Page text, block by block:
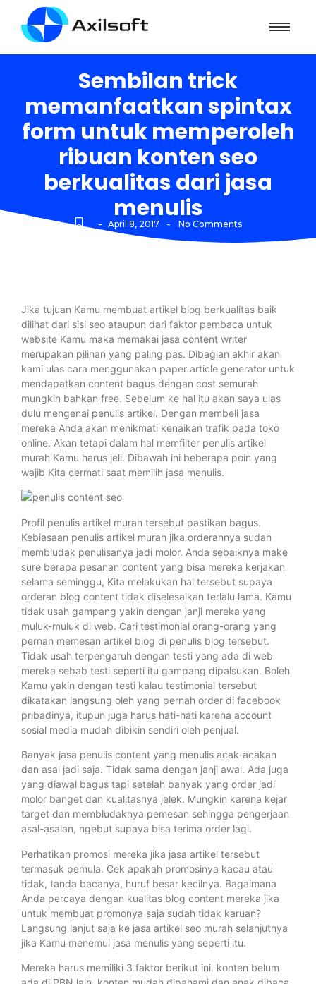
Sembilan trick
memanfaatkan spintax
form untuk memperoleh
ribuan konten seo
berkualitas dari jasa
menulis
- April 8, 2017 - No Comments
Jika tujuan Kamu membuat artikel blog berkualitas baik
dilihat dari sisi seo ataupun dari faktor pembaca untuk
website Kamu maka memakai jasa content writer
merupakan pilihan yang paling pas. Dibagian akhir akan
kami ulas cara menggunakan paper article generator untuk
mendapatkan content bagus dengan cost semurah
mungkin bahkan free. Sebelum ke hal itu akan saya ulas
dulu mengenai penulis artikel. Dengan membeli jasa
mereka Anda akan menikmati kenaikan trafik pada toko
online. Akan tetapi dalam hal memfilter penulis artikel
murah Kamu harus jeli. Dibawah ini beberapa poin yang
wajib Kita cermati saat memilih jasa menulis.
Profil penulis artikel murah tersebut pastikan bagus.
Kebiasaan penulis artikel murah jika orderannya sudah
membludak penulisanya jadi molor. Anda sebaiknya make
sure berapa pesanan content yang bisa mereka kerjakan
selama seminggu, Kita melakukan hal tersebut supaya
orderan blog content tidak diselesaikan terlalu lama. Kamu
tidak usah gampang yakin dengan janji mereka yang
muluk-muluk di web. Cari testimonial orang-orang yang
pernah memesan artikel blog di penulis blog tersebut.
Tidak usah terpengaruh dengan testi yang ada di web
mereka sebab testi seperti itu gampang dipalsukan. Boleh
Kamu yakin dengan testi kalau testimonial tersebut
dikatakan langsung oleh yang pernah order di facebook
pribadinya, itupun juga harus hati-hati karena account
sosial media mudah dibikin sendiri oleh penjual.
Banyak jasa penulis content yang menulis acak-acakan
dan asal jadi saja. Tidak sama dengan janji awal. Ada juga
yang diawal bagus tapi setelah banyak yang order jadi
molor banget dan kualitasnya jelek. Mungkin karena kejar
target dan membludaknya pemesan sehingga pengerjaan
asal-asalan, ngebut supaya bisa terima order lagi.
Perhatikan promosi mereka jika jasa artikel tersebut
termasuk pemula. Cek apakah promosinya kacau atau
tidak, tanda bacanya, huruf besar kecilnya. Bagaimana
Anda percaya dengan kualitas blog content mereka jika
untuk membuat promonya saja sudah tidak karuan?
Langsung lanjut saja ke jasa artikel seo murah selanjutnya
jika Kamu menemui jasa menulis yang seperti itu.
Mereka harus memiliki 3 faktor berikut ini. konten belum